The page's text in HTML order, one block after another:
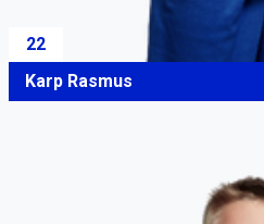
22
Karp Rasmus